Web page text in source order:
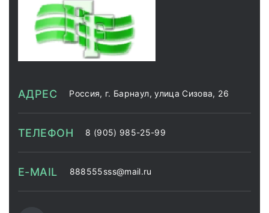
АДРЕС Россия, г. Барнаул, улица Сизова, 26
ТЕЛЕФОН 8 (905) 985-25-99
E-MAIL 888555sss@mail.ru